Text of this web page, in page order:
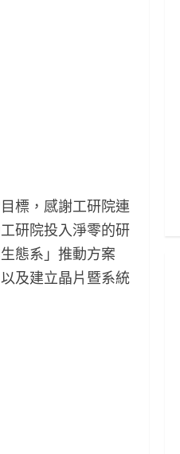
標，感謝工研院連
研院投入淨零的研
態系」推動方案
及建立晶片暨系統